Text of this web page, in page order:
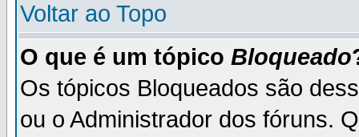
Voltar ao Topo
O que é um tópico Bloqueado
Os tópicos Bloqueados são
ou o Administrador dos fóruns.